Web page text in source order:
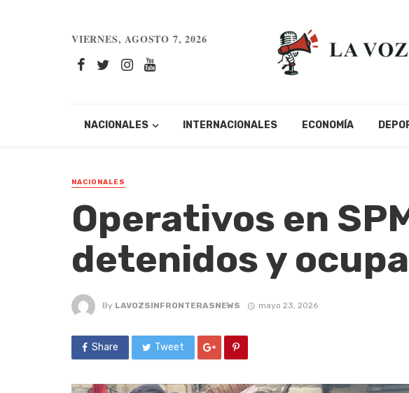
VIERNES, AGOSTO 7, 2026
NACIONALES INTERNACIONALES ECONOMÍA
NACIONALES
Operativos en
detenidos y
By LAVOZSINFRONTERASNEWS mayo 23, 2026
Share Tweet